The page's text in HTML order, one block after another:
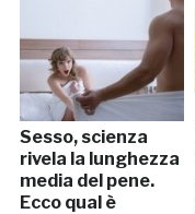
Sesso, scienza
rivela la lunghezza
media del pene.
Ecco qual è